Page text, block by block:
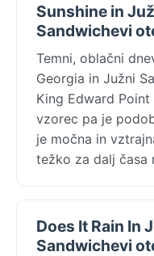
Sunshine in
Sandwichevi
Temni, oblačni
Georgia in Južni
King Edward Point
vzorec pa je
je močna in
težko za dalj časa
Does It Rain In
Sandwichevi